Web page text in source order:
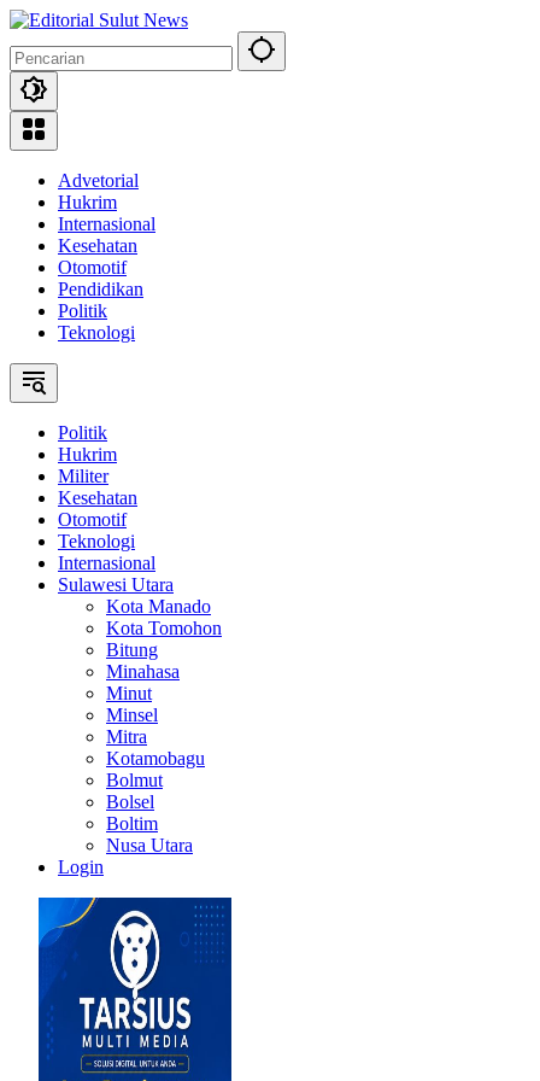
Langsung
konten
Advetorial
Hukrim
Internasional
Kesehatan
Otomotif
Pendidikan
Politik
Teknologi
Politik
Hukrim
Militer
Kesehatan
Otomotif
Teknologi
Internasional
Sulawesi Utara
Kota Manado
Kota Tomohon
Bitung
Minahasa
Minut
Minsel
Mitra
Kotamobagu
Bolmut
Bolsel
Boltim
Nusa Utara
Login